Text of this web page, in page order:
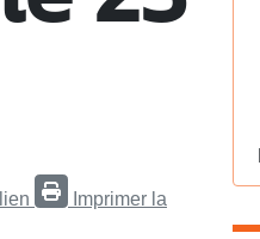
Imprimer la